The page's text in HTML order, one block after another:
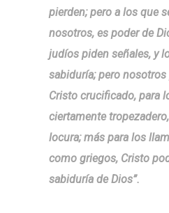
pierden; pero a los que
nosotros, es poder de
judíos piden señales, y
sabiduría; pero
Cristo crucificado, para
ciertamente
locura; más para los
como griegos, Cristo
sabiduría de Dios”.